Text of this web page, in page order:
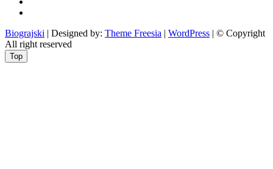
Biograjski | Designed by: Theme Freesia | WordPress | © Copyright
All right reserved
Top